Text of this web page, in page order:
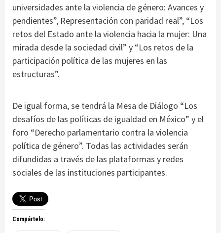
universidades ante la violencia de género: Avances y
pendientes”, Representación con paridad real”, “Los
retos del Estado ante la violencia hacia la mujer: Una
mirada desde la sociedad civil” y “Los retos de la
participación política de las mujeres en las
estructuras”.
De igual forma, se tendrá la Mesa de Diálogo “Los
desafíos de las políticas de igualdad en México” y el
foro “Derecho parlamentario contra la violencia
política de género”. Todas las actividades serán
difundidas a través de las plataformas y redes
sociales de las instituciones participantes.
Compártelo: